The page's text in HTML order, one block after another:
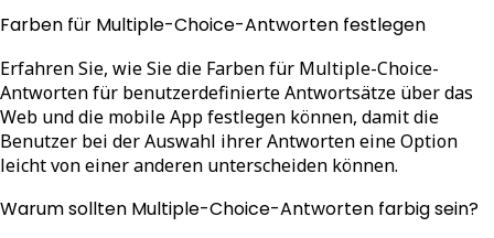
Farben für Multiple-Choice-Antworten festlegen
Erfahren Sie, wie Sie die Farben für Multiple-Choice-
Antworten für benutzerdefinierte Antwortsätze über das
Web und die mobile App festlegen können, damit die
Benutzer bei der Auswahl ihrer Antworten eine Option
leicht von einer anderen unterscheiden können.
Warum sollten Multiple-Choice-Antworten farbig sein?